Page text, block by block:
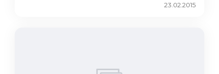
23.02.2015